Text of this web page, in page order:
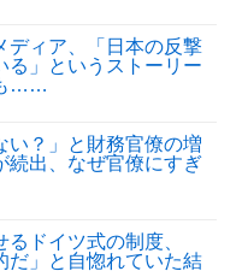
ディア、「日本の反撃
る」というストーリー
……
い？」と財務官僚の増
続出、なぜ官僚にすぎ
ドイツ式の制度、
だ」と自惚れていた結